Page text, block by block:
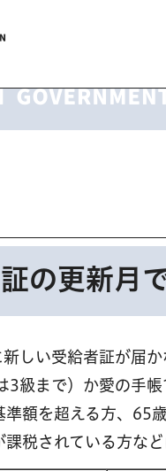
の更新月
しい受給者証が届か
3級まで）か愛の手
額を超える方、65
税されている方な